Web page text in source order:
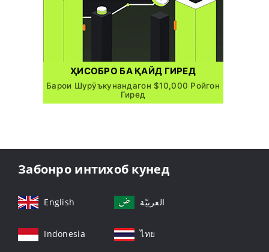
ҲИСОБРО БА ҚАЙД ГИРЕД
Барои Шурӯъкунандагон $10,000 Ройгон
Гиред
Забонро интихоб кунед
English العربيّة
Indonesia ไทย